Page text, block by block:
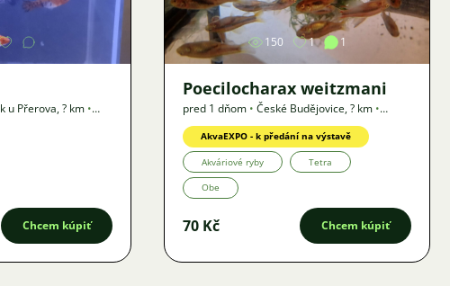
u Přerova,? km •
Chcem kúpiť
150 1 1
Poecilocharax weitzmani
pred 1 dňom • České Budějovice,? km •
Ponuka
AkvaEXPO - k předání na výstavě
Akváriové ryby Tetra
Obe
70 Kč Chcem kúpiť